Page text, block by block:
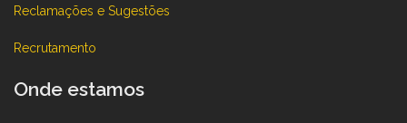
Reclamações e Sugestões
Recrutamento
Onde estamos